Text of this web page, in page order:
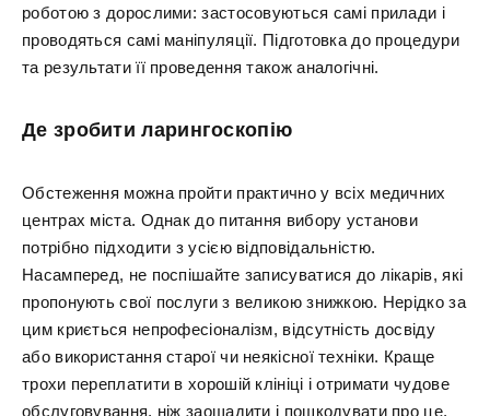
роботою з дорослими: застосовуються самі прилади і
проводяться самі маніпуляції. Підготовка до процедури
та результати її проведення також аналогічні.
Де зробити ларингоскопію
Обстеження можна пройти практично у всіх медичних
центрах міста. Однак до питання вибору установи
потрібно підходити з усією відповідальністю.
Насамперед, не поспішайте записуватися до лікарів, які
пропонують свої послуги з великою знижкою. Нерідко за
цим криється непрофесіоналізм, відсутність досвіду
або використання старої чи неякісної техніки. Краще
трохи переплатити в хорошій клініці і отримати чудове
обслуговування, ніж заощадити і пошкодувати про це,